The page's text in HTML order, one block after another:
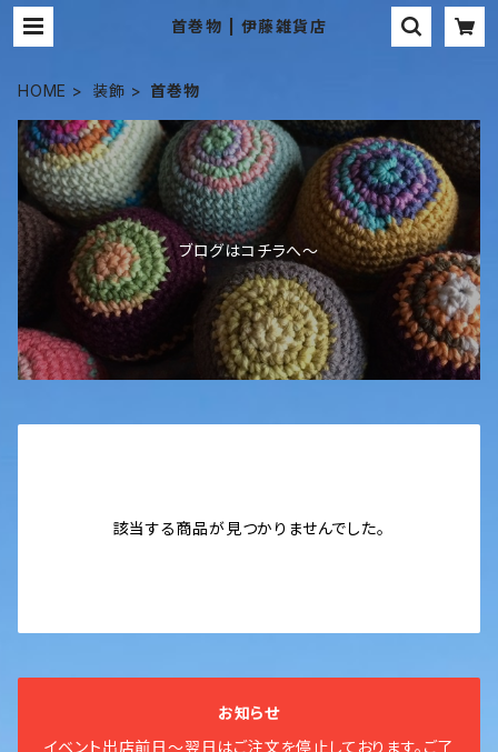
首巻物 | 伊藤雑貨店
HOME 装飾 首巻物
ブログはコチラへ〜
該当する商品が見つかりませんでした。
お知らせ
イベント出店前日〜翌日はご注文を停止しております。ご了